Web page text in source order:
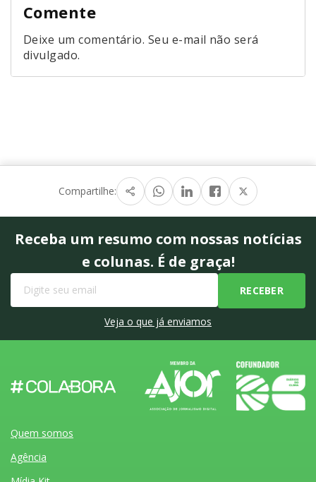
Comente
Deixe um comentário. Seu e-mail não será
divulgado.
Compartilhe:
Receba um resumo com nossas notícias
e colunas. É de graça!
Veja o que já enviamos
Quem somos
Agência